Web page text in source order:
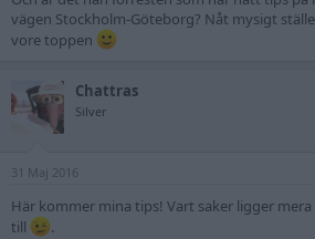
vägen Stockholm-Göteborg? Nåt mysigt
vore toppen
Chattras
Silver
31 Maj 2016
Här kommer mina tips! Vart saker ligger
till
.